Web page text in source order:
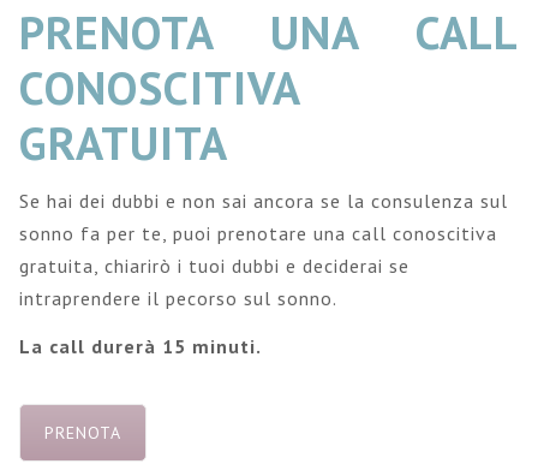
PRENOTA UNA CALL
CONOSCITIVA
GRATUITA
Se hai dei dubbi e non sai ancora se la consulenza sul
sonno fa per te, puoi prenotare una call conoscitiva
gratuita, chiarirò i tuoi dubbi e deciderai se
intraprendere il pecorso sul sonno.
La call durerà 15 minuti.
PRENOTA